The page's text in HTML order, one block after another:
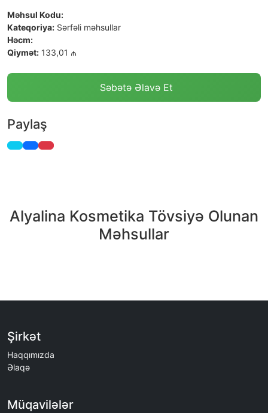
Məhsul Kodu:
Kateqoriya: Sərfəli məhsullar
Həcm:
Qiymət: 133,01 ₼
Səbətə Əlavə Et
Paylaş
Alyalina Kosmetika Tövsiyə Olunan
Məhsullar
Şirkət
Haqqımızda
Əlaqə
Müqavilələr